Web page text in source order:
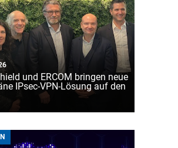
und ERCOM bringen neue
IPsec-VPN-Lösung auf den